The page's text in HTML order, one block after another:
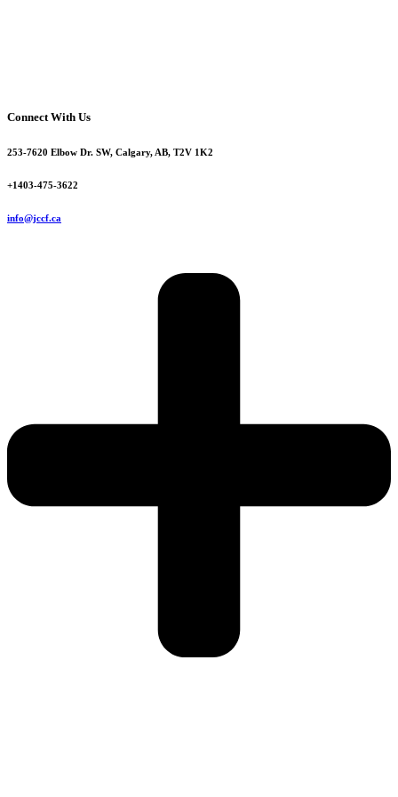
Connect With Us
253-7620 Elbow Dr. SW, Calgary, AB, T2V 1K2
+1403-475-3622
info@jccf.ca